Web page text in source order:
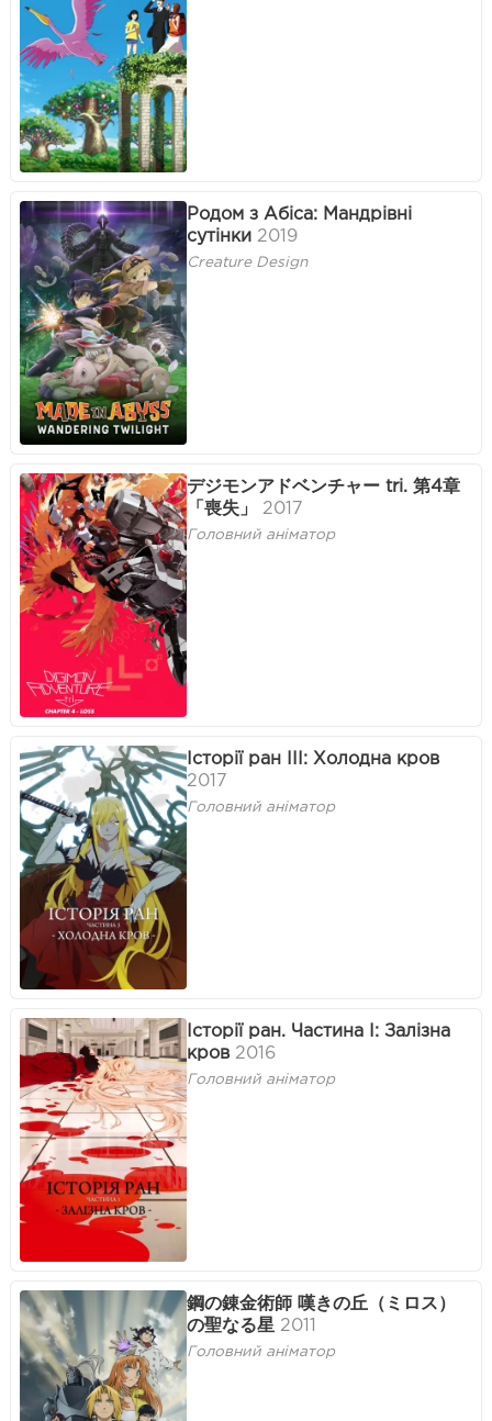
Родом з Абіса: Мандрівні
сутінки 2019
Creature Design
デジモンアドベンチャー tri. 第4章
「喪失」
2017
Головний аніматор
Історії ран III: Холодна кров
2017
Головний аніматор
Історії ран. Частина I: Залізна
кров 2016
Головний аніматор
鋼の錬金術師 嘆きの丘（ミロス）
の聖なる星 2011
Головний аніматор